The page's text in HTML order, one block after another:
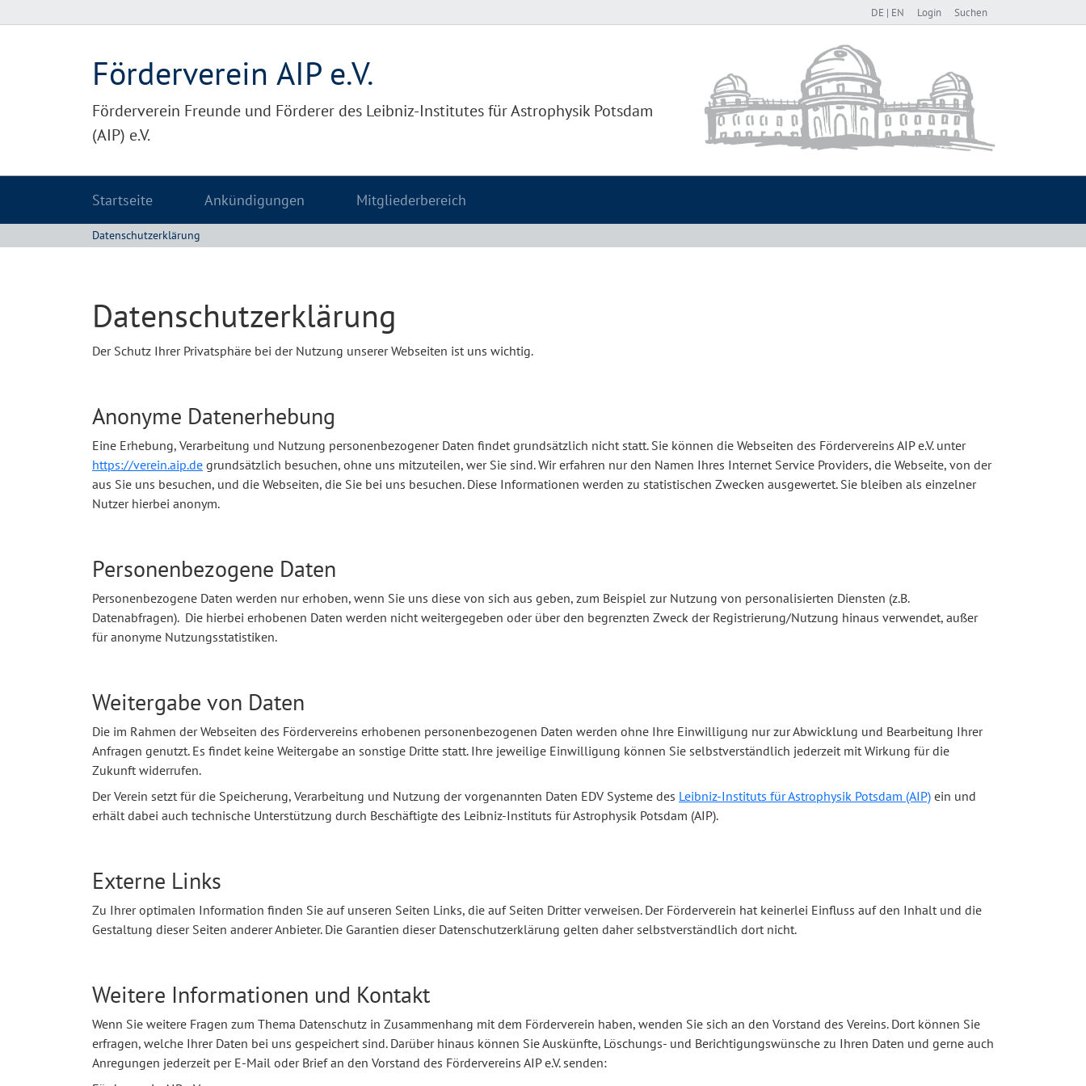
DE | EN Login Suchen
Förderverein AIP e.V.
Förderverein Freunde und Förderer des Leibniz-Institutes für Astrophysik Potsdam
(AIP) e.V.
Startseite Ankündigungen Mitgliederbereich
Datenschutzerklärung
Datenschutzerklärung
Der Schutz Ihrer Privatsphäre bei der Nutzung unserer Webseiten ist uns wichtig.
Anonyme Datenerhebung
Eine Erhebung, Verarbeitung und Nutzung personenbezogener Daten findet grundsätzlich nicht statt. Sie können die Webseiten des Fördervereins AIP e.V. unter
https://verein.aip.de grundsätzlich besuchen, ohne uns mitzuteilen, wer Sie sind. Wir erfahren nur den Namen Ihres Internet Service Providers, die Webseite, von der
aus Sie uns besuchen, und die Webseiten, die Sie bei uns besuchen. Diese Informationen werden zu statistischen Zwecken ausgewertet. Sie bleiben als einzelner
Nutzer hierbei anonym.
Personenbezogene Daten
Personenbezogene Daten werden nur erhoben, wenn Sie uns diese von sich aus geben, zum Beispiel zur Nutzung von personalisierten Diensten (z.B.
Datenabfragen). Die hierbei erhobenen Daten werden nicht weitergegeben oder über den begrenzten Zweck der Registrierung/Nutzung hinaus verwendet, außer
für anonyme Nutzungsstatistiken.
Weitergabe von Daten
Die im Rahmen der Webseiten des Fördervereins erhobenen personenbezogenen Daten werden ohne Ihre Einwilligung nur zur Abwicklung und Bearbeitung Ihrer
Anfragen genutzt. Es findet keine Weitergabe an sonstige Dritte statt. Ihre jeweilige Einwilligung können Sie selbstverständlich jederzeit mit Wirkung für die
Zukunft widerrufen.
Der Verein setzt für die Speicherung, Verarbeitung und Nutzung der vorgenannten Daten EDV Systeme des Leibniz-Instituts für Astrophysik Potsdam (AIP) ein und
erhält dabei auch technische Unterstützung durch Beschäftigte des Leibniz-Instituts für Astrophysik Potsdam (AIP).
Externe Links
Zu Ihrer optimalen Information finden Sie auf unseren Seiten Links, die auf Seiten Dritter verweisen. Der Förderverein hat keinerlei Einfluss auf den Inhalt und die
Gestaltung dieser Seiten anderer Anbieter. Die Garantien dieser Datenschutzerklärung gelten daher selbstverständlich dort nicht.
Weitere Informationen und Kontakt
Wenn Sie weitere Fragen zum Thema Datenschutz in Zusammenhang mit dem Förderverein haben, wenden Sie sich an den Vorstand des Vereins. Dort können Sie
erfragen, welche Ihrer Daten bei uns gespeichert sind. Darüber hinaus können Sie Auskünfte, Löschungs- und Berichtigungswünsche zu Ihren Daten und gerne auch
Anregungen jederzeit per E-Mail oder Brief an den Vorstand des Fördervereins AIP e.V. senden: